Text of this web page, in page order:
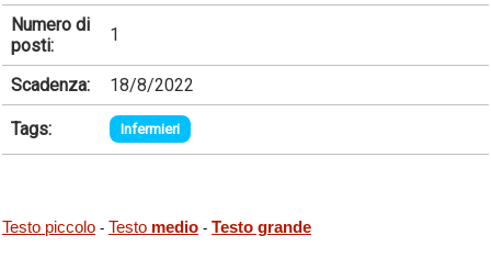
Numero di
posti:
1
Scadenza: 18/8/2022
Tags: Infermieri
Testo piccolo - Testo medio - Testo grande